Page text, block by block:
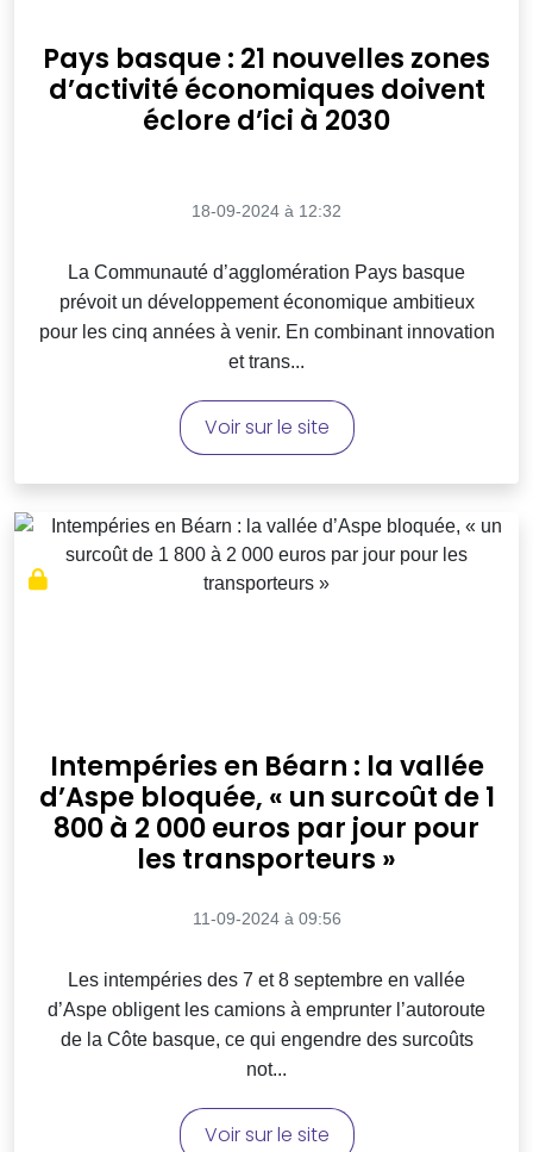
Pays basque : 21 nouvelles zones
d’activité économiques doivent
éclore d’ici à 2030
18-09-2024 à 12:32
La Communauté d’agglomération Pays basque
prévoit un développement économique ambitieux
pour les cinq années à venir. En combinant innovation
et trans...
Voir sur le site
Intempéries en Béarn : la vallée
d’Aspe bloquée, « un surcoût de 1
800 à 2 000 euros par jour pour
les transporteurs »
11-09-2024 à 09:56
Les intempéries des 7 et 8 septembre en vallée
d’Aspe obligent les camions à emprunter l’autoroute
de la Côte basque, ce qui engendre des surcoûts
not...
Voir sur le site